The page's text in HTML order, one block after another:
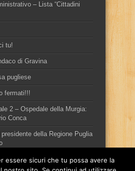
– Lista “Cittadini
tu!
di Gravina
pugliese
fermati!!!
2 – Ospedale della Murgia:
Conca
della Regione Puglia
essere sicuri che tu possa avere la